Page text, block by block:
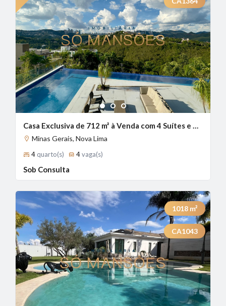
1 2 3
Casa Exclusiva de 712 m² à Venda com 4 Suítes e Vista Deslumbrante no Vale dos Cristais, Nova Lima - MG
Minas Gerais, Nova Lima
4 quarto(s) 4vaga(s)
Sob Consulta
1018 m²
CA1043